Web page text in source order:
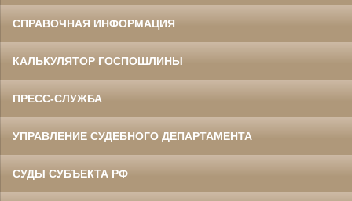
СПРАВОЧНАЯ ИНФОРМАЦИЯ
КАЛЬКУЛЯТОР ГОСПОШЛИНЫ
ПРЕСС-СЛУЖБА
УПРАВЛЕНИЕ СУДЕБНОГО ДЕПАРТАМЕНТА
СУДЫ СУБЪЕКТА РФ